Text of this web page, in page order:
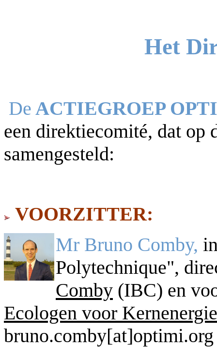
Het
De ACTIEGROEP
een direktiecomité, dat op
samengesteld:
VOORZITTER:
Mr Bruno Comby,
Polytechnique",
Comby (IBC) en
Ecologen voor Kernenergie
bruno.comby[at]optimi.org